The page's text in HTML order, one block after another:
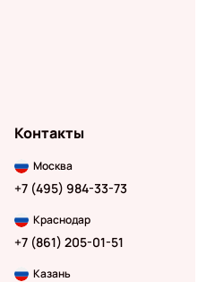
Контакты
Москва
+7 (495) 984-33-73
Краснодар
+7 (861) 205-01-51
Казань